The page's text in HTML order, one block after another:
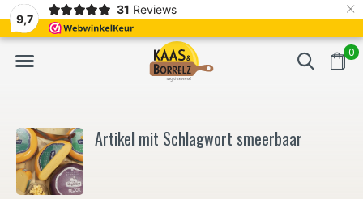
9,7
31 Reviews ×
0
Frisch geschnitten und vakuumverpackt. Meistens Lieferung
Artikel mit Schlagwort smeerbaar